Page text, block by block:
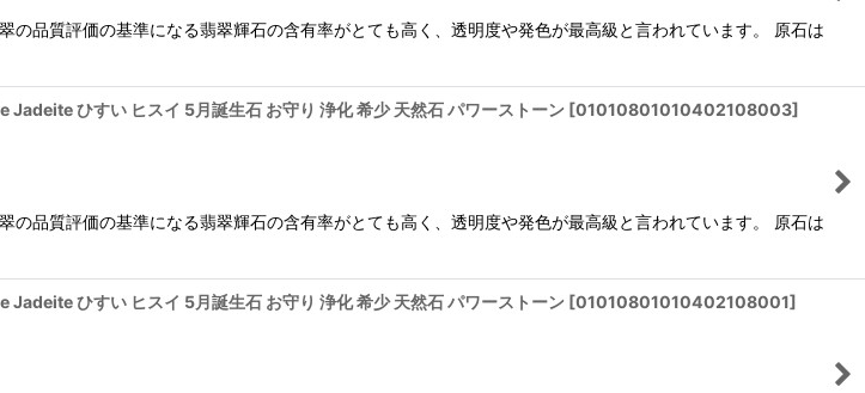
品質評価の基準になる翡翠輝石の含有率がとても高く、透明度や発色が最高級と言われています。 原石は
Jadeite ひすい ヒスイ 5月誕生石 お守り 浄化 希少 天然石 パワーストーン [01010801010402108003]
品質評価の基準になる翡翠輝石の含有率がとても高く、透明度や発色が最高級と言われています。 原石は
Jadeite ひすい ヒスイ 5月誕生石 お守り 浄化 希少 天然石 パワーストーン [01010801010402108001]